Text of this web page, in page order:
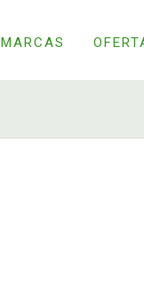
MARCAS